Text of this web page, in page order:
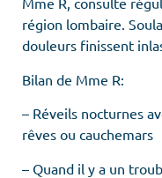
région lombaire.
douleurs finissent
Bilan de Mme R:
– Réveils nocturnes
rêves ou cauchemars
– Quand il y a un